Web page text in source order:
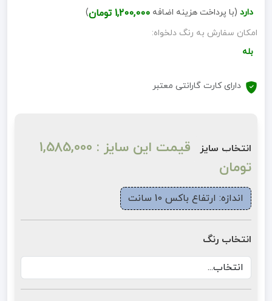
دارد (با پرداخت هزینه اضافه 1,200,000 تومان
)
امکان سفارش به رنگ دلخواه:
بله
دارای کارت گارانتی معتبر
انتخاب سایز
قیمت این سایز : 1,585,000
تومان
اندازه: ارتفاع باکس 10 سانت
انتخاب رنگ